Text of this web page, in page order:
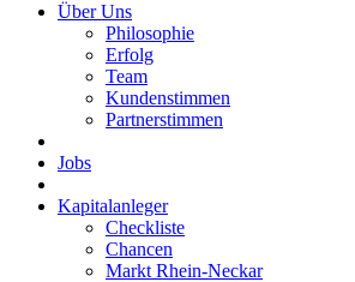
Über Uns
Philosophie
Erfolg
Team
Kundenstimmen
Partnerstimmen
Jobs
Kapitalanleger
Checkliste
Chancen
Markt Rhein-Neckar